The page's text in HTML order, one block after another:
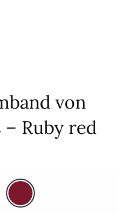
von
Ruby red